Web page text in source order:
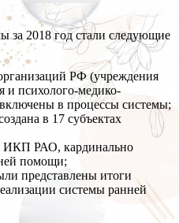
за 2018 год стали следующие
РФ (учреждения
и психолого-медико-
в процессы системы;
в 17 субъектах
ИКП РАО, кардинально
помощи;
представлены итоги
системы ранней